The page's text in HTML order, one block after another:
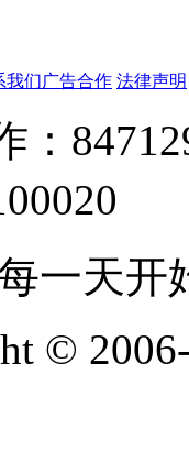
我们广告合作 法律声明
：
一天
©